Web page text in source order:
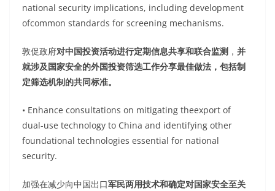
national security implications, including development
ofcommon standards for screening mechanisms.
敦促政府对中国投资活动进行定期信息共享和联合监测 ， 并
就涉及国家安全的外国投资筛选工作分享最佳做法，包括制
定筛选机制的共同标准。
• Enhance consultations on mitigating theexport of
dual-use technology to China and identifying other
foundational technologies essential for national
security.
加强在减少向中国出口军民两用技术和确定对国家安全至关